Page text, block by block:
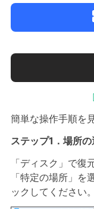
簡単な操作手順を
ステップ1．場所
「ディスク」で復
「特定の場所」を
ックしてください。